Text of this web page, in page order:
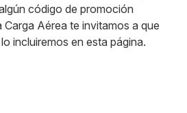
código de promoción
Aérea te invitamos a que
incluiremos en esta página.